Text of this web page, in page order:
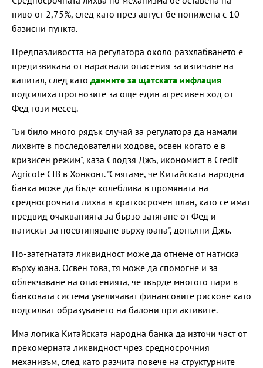
ниво от 2,75%, след като през август бе понижена с 10
базисни пункта.
Предпазливостта на регулатора около разхлабването е
предизвикана от нараснали опасения за изтичане на
капитал, след като данните за щатската инфлация
подсилиха прогнозите за още един агресивен ход от
Фед този месец.
"Би било много рядък случай за регулатора да намали
лихвите в последователни ходове, освен когато е в
кризисен режим", каза Сяодзя Джъ, икономист в Credit
Agricole CIB в Хонконг. "Смятаме, че Китайската народна
банка може да бъде колеблива в промяната на
средносрочната лихва в краткосрочен план, като се имат
предвид очакванията за бързо затягане от Фед и
натискът за поевтиняване върху юана", допълни Джъ.
По-затегнатата ликвидност може да отнеме от натиска
върху юана. Освен това, тя може да спомогне и за
облекчаване на опасенията, че твърде многото пари в
банковата система увеличават финансовите рискове като
подсилват образуването на балони при активите.
Има логика Китайската народна банка да източи част от
прекомерната ликвидност чрез средносрочния
механизъм, след като разчита повече на структурните